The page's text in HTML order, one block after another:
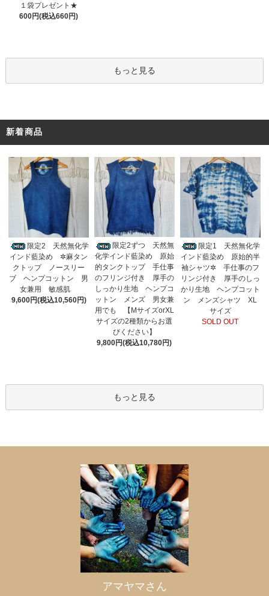
１袋プレゼント★
600円(税込660円)
もっと見る
新着商品
限定2 天然無化学
インド藍染め ✲麻タン
クトップ ノースリー
ブ ヘンプコットン 男
女兼用 敏感肌
9,600円(税込10,560円)
限定2ずつ 天然無
化学インド藍染め 原始
的タンクトップ 手仕事
のフリンジ付き 厚手の
しっかり生地 ヘンプコ
ットン メンズ 男女兼
用でも 【MサイズorXL
サイズの2種類からお選
びください】
9,800円(税込10,780円)
限定1 天然無化学
インド藍染め 原始的半
袖シャツ✲ 手仕事のフ
リンジ付き 厚手のしっ
かり生地 ヘンプコット
ン メンズシャツ XL
サイズ
SOLD OUT
もっと見る
アマヤマさん